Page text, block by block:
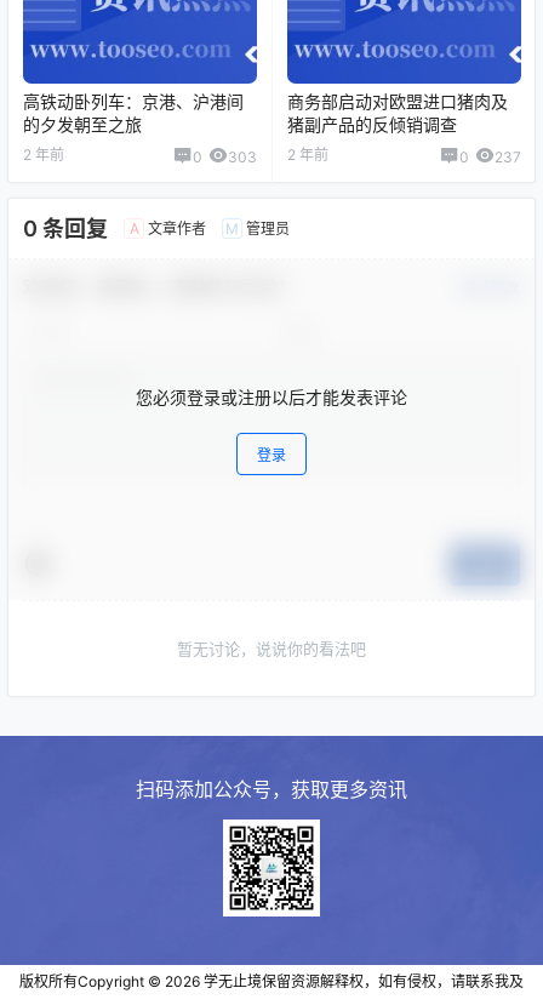
高铁动卧列车：京港、沪港间
的夕发朝至之旅
2 年前 0 303
商务部启动对欧盟进口猪肉及
猪副产品的反倾销调查
2 年前 0 237
0 条回复 A 文章作者 M 管理员
您必须登录或注册以后才能发表评论
登录
暂无讨论，说说你的看法吧
扫码添加公众号，获取更多资讯
版权所有Copyright © 2026 学无止境保留资源解释权，如有侵权，请联系我及